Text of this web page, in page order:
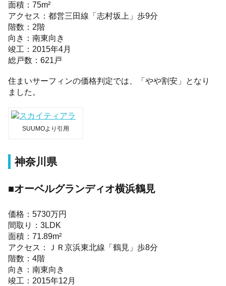
面積：75m²
アクセス：都営三田線「志村坂上」歩9分
階数：2階
向き：南東向き
竣工：2015年4月
総戸数：621戸
住まいサーフィンの価格判定では、「やや割安」となり
ました。
SUUMOより引用
神奈川県
■オーベルグランディオ横浜鶴見
価格：5730万円
間取り：3LDK
面積：71.89m²
アクセス：ＪＲ京浜東北線「鶴見」歩8分
階数：4階
向き：南東向き
竣工：2015年12月